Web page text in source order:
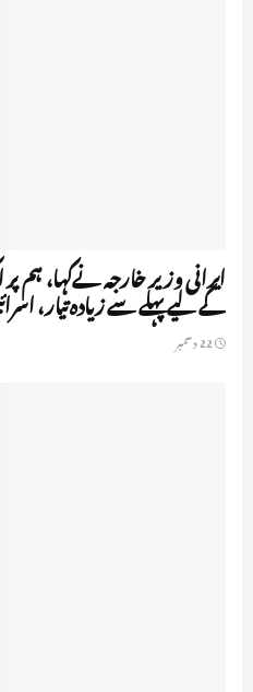
ایرانی وزیر خارجہ نےکہا، ہم
کے لیے پہلے سے زیادہ تیار،